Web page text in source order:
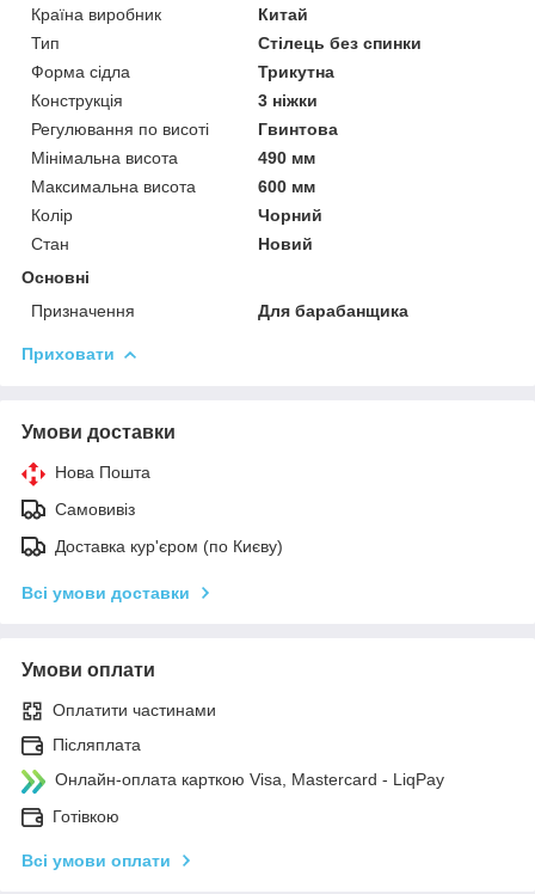
Країна виробник
Китай
Тип
Стілець без спинки
Форма сідла
Трикутна
Конструкція
3 ніжки
Регулювання по висоті
Гвинтова
Мінімальна висота
490 мм
Максимальна висота
600 мм
Колір
Чорний
Стан
Новий
Основні
Призначення
Для барабанщика
Приховати
Умови доставки
Нова Пошта
Самовивіз
Доставка кур'єром (по Києву)
Всі умови доставки
Умови оплати
Оплатити частинами
Післяплата
Онлайн-оплата карткою Visa, Mastercard - LiqPay
Готівкою
Всі умови оплати